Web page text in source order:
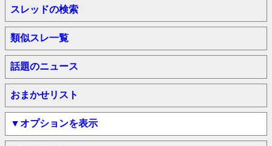
スレッドの検索
類似スレ一覧
話題のニュース
おまかせリスト
▼オプションを表示